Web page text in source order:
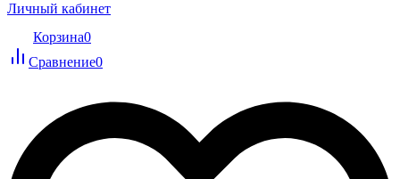
Личный кабинет
Корзина0
Сравнение0